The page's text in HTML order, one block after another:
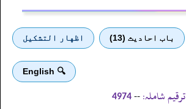
باب احادیث (13) اظهار التشكيل
🔍 English
ترقیم شاملہ: --
4974